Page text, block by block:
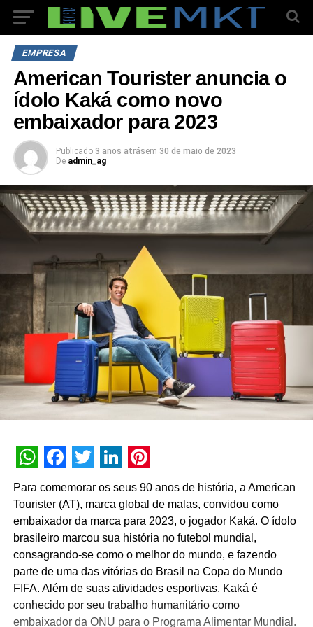
EMPRESA
American Tourister anuncia o
ídolo Kaká como novo
embaixador para 2023
Publicado 3 anos atrásem 30 de maio de 2023
De admin_ag
WhatsApp
Facebook
Twitter
LinkedIn
Pinterest
Para comemorar os seus 90 anos de história, a American
Tourister (AT), marca global de malas, convidou como
embaixador da marca para 2023, o jogador Kaká. O ídolo
brasileiro marcou sua história no futebol mundial,
consagrando-se como o melhor do mundo, e fazendo
parte de uma das vitórias do Brasil na Copa do Mundo
FIFA. Além de suas atividades esportivas, Kaká é
conhecido por seu trabalho humanitário como
embaixador da ONU para o Programa Alimentar Mundial.